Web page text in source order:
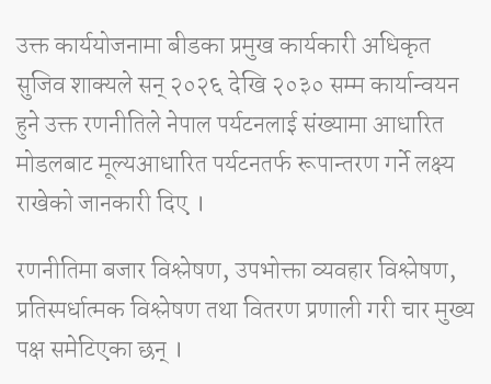
उक्त कार्ययोजनामा बीडका प्रमुख कार्यकारी अधिकृत
सुजिव शाक्यले सन् २०२६ देखि २०३० सम्म कार्यान्वयन
हुने उक्त रणनीतिले नेपाल पर्यटनलाई संख्यामा आधारित
मोडलबाट मूल्यआधारित पर्यटनतर्फ रूपान्तरण गर्ने लक्ष्य
राखेको जानकारी दिए ।
रणनीतिमा बजार विश्लेषण, उपभोक्ता व्यवहार विश्लेषण,
प्रतिस्पर्धात्मक विश्लेषण तथा वितरण प्रणाली गरी चार मुख्य
पक्ष समेटिएका छन् ।